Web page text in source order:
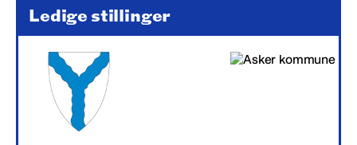
Ledige stillinger